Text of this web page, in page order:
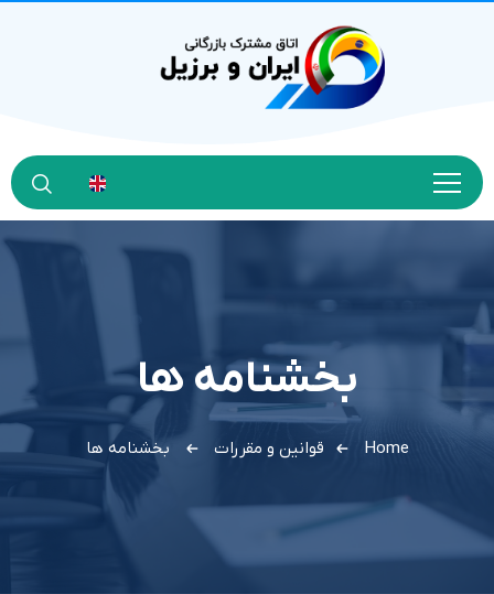
بخشنامه ها
Home قوانین و مقررات بخشنامه ها